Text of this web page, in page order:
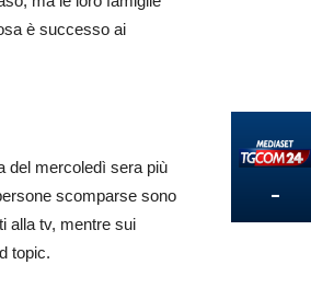
è successo ai
del mercoledì sera più
scomparse sono
alla tv, mentre sui
topic.
-